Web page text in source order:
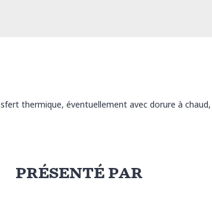
thermique, éventuellement avec dorure à
PRÉSENTÉ PAR